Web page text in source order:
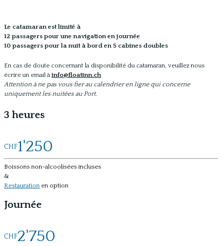
Le catamaran est limité à
12 passagers pour une navigation en journée
10 passagers pour la nuit à bord en 5 cabines doubles
En cas de doute concernant la disponibilité du catamaran, veuillez nous
écrire un email à info@floatinn.ch
Attention à ne pas vous fier au calendrier en ligne qui concerne
uniquement les nuitées au Port.
3 heures
CHF1'250
Boissons non-alcoolisées incluses
&
Restauration en option
Journée
CHF2'750